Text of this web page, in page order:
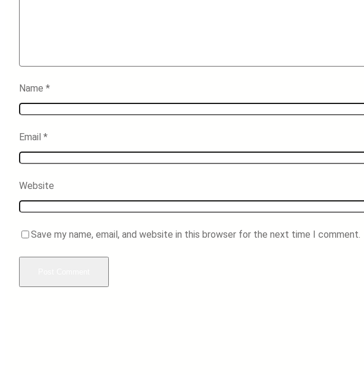
Name *
Email *
Website
Save my name, email, and website in this browser for the next time I comment.